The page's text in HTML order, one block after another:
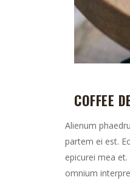
COFFEE
Alienum
partem ei est.
epicurei mea
omnium